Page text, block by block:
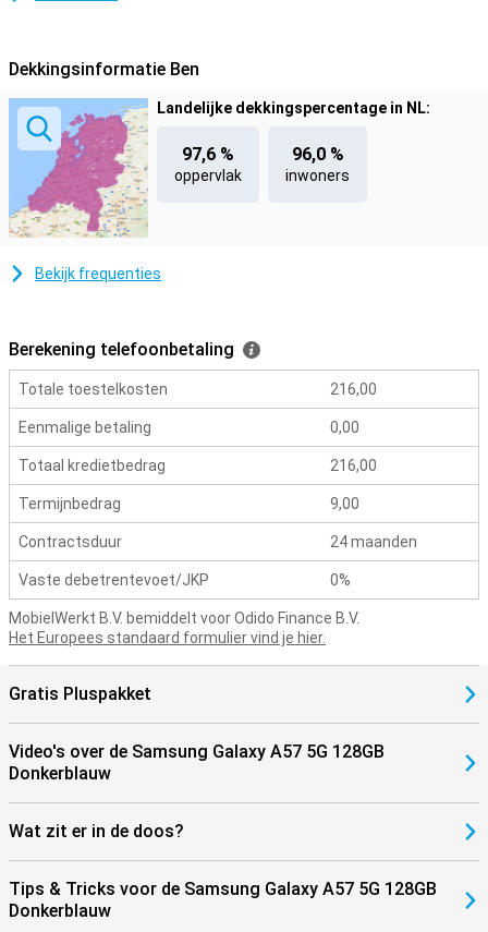
zodat je jarenlang zorgeloos gebruik kunt maken van je toestel.
Dekkingsinformatie Ben
Landelijke dekkingspercentage in NL:
97,6 %
oppervlak
96,0 %
inwoners
Bekijk frequenties
Berekening telefoonbetaling
Totale toestelkosten 216,00
Eenmalige betaling 0,00
Totaal kredietbedrag 216,00
Termijnbedrag 9,00
Contractsduur 24 maanden
Vaste debetrentevoet/JKP 0%
MobielWerkt B.V. bemiddelt voor Odido Finance B.V.
Het Europees standaard formulier vind je hier.
Gratis Pluspakket
Video's over de Samsung Galaxy A57 5G 128GB
Donkerblauw
Wat zit er in de doos?
Tips & Tricks voor de Samsung Galaxy A57 5G 128GB
Donkerblauw